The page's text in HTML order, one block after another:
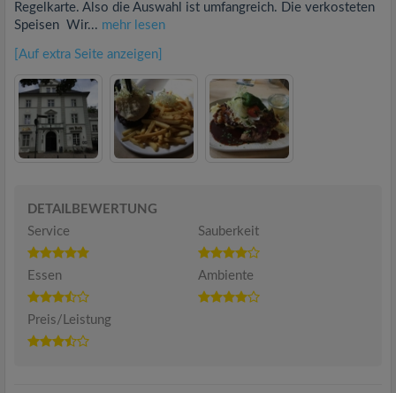
Regelkarte. Also die Auswahl ist umfangreich. Die verkosteten
Speisen Wir... mehr lesen
[Auf extra Seite anzeigen]
DETAILBEWERTUNG
Service
Sauberkeit
Essen Ambiente
Preis/Leistung